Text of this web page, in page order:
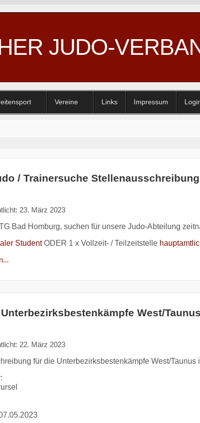
JUDO-
Vereine Links Impressum
/ Trainersuche Stellenausschreibung
23. März 2023
Bad Homburg, suchen für unsere Judo-Abteilung
StudentODER 1 x Vollzeit- / Teilzeitstelle
West/Taunus
22. März 2023
für die Unterbezirksbestenkämpfe West/Taunus